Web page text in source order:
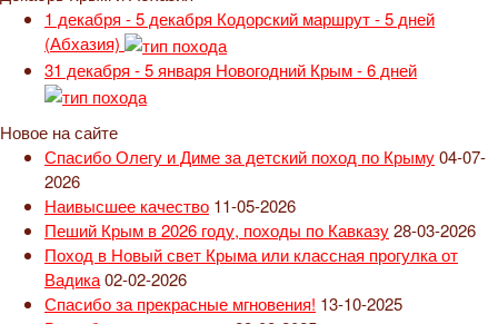
1 декабря - 5 декабря Кодорский маршрут - 5 дней
(Абхазия)
31 декабря - 5 января Новогодний Крым - 6 дней
Новое на сайте
Спасибо Олегу и Диме за детский поход по Крыму04-07-
2026
Наивысшее качество 11-05-2026
Пеший Крым в 2026 году, походы по Кавказу28-03-2026
Поход в Новый свет Крыма или классная прогулка от
Вадика02-02-2026
Спасибо за прекрасные мгновения! 13-10-2025